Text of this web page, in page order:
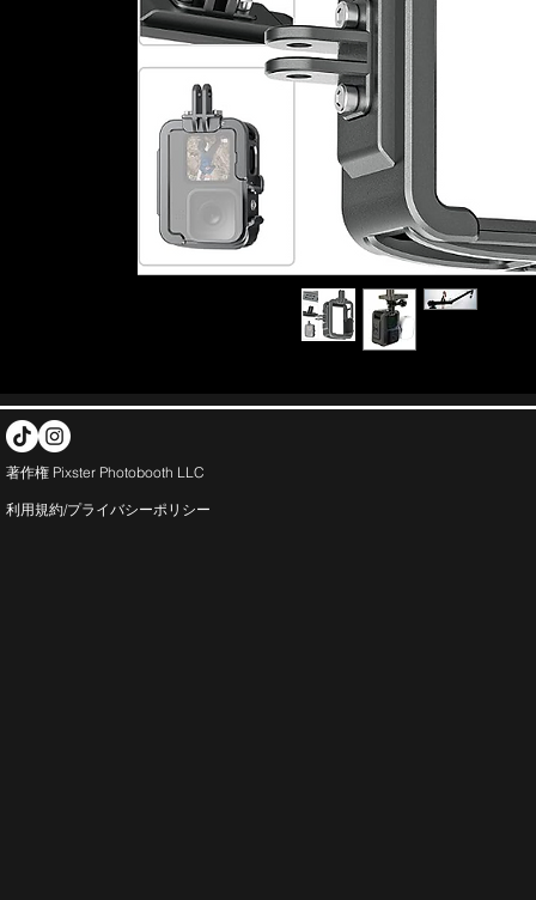
著作権 Pixster Photobooth LLC
利用規約/プライバシーポリシー